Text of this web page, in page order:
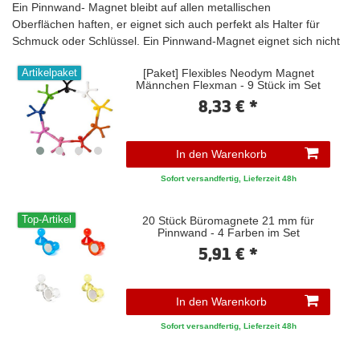
Ein Pinnwand- Magnet bleibt auf allen metallischen
Oberflächen haften, er eignet sich auch perfekt als Halter für
Schmuck oder Schlüssel. Ein Pinnwand-Magnet eignet sich nicht
sondernbeispielsweise auch an einem metallischenWhiteboard.
Neben dem klassischen
Pinnwand Magnet bieten wir auch
Organisationsmagnete, Magnetpins
unterschiedliche Büromagnete an. Die
Pinnwandmagnete und Magnetpins machen den tristen Büroalltag
immer wiederBlicke auf sich
, welcher unter dem
Am besten, Sie überzeugen sich hier selbst von unserer großen
Auswahl.
Pinnwand Magnet Flexman
Ein Pinnwandmagnet muss nicht schlicht und langweilig sein.
Unsere bunten Flexman Magnete sind ein echter Spaß! Auch als
tolles Geschenk kommt der Pinnwand Magnet Flexman gut an, da
Artikelpaket
[Paket] Flexibles Neodym Magnet
Männchen Flexman - 9 Stück im Set
8,33 € *
In den Warenkorb
Sofort versandfertig, Lieferzeit 48h
Top-Artikel
20 Stück Büromagnete 21 mm für
Pinnwand - 4 Farben im Set
5,91 € *
In den Warenkorb
Sofort versandfertig, Lieferzeit 48h